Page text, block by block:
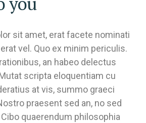
sit amet, erat facete nominati
vel. Quo ex minim periculis.
an habeo delectus
scripta eloquentiam cu
at vis, summo graeci
praesent sed an, no sed
quaerendum philosophia